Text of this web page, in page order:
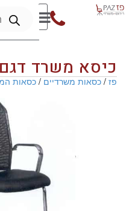
כיסא משרד
פז/כסאות משרדיים/כסאות